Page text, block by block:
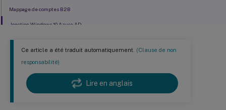
Ce article a été traduit automatiquement. (Clause de non
responsabilité)
Lire en anglais
Mappage de comptes B2B
Jonction Windows 10 Azure AD